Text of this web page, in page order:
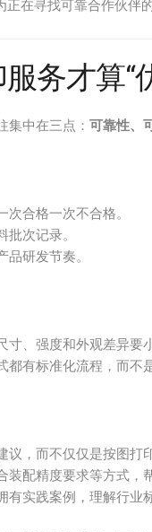
在寻找可靠合作伙伴
务才算“
集中在三点： 可靠性、
合格一次不合格。
次记录。
研发节奏。
、强度和外观差异要小
有标准化流程，而不
，而不仅仅是按图打印
配精度要求等方式，
实践案例，理解行业